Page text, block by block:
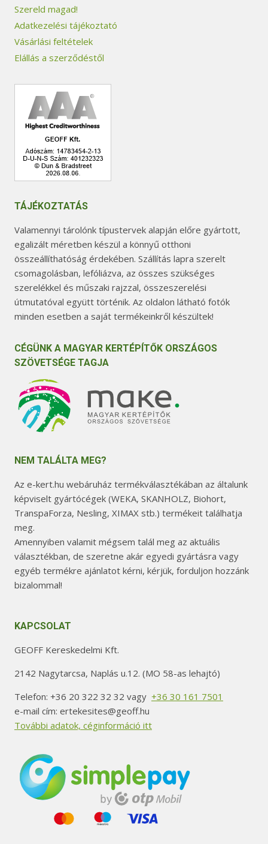
Szereld magad!
Adatkezelési tájékoztató
Vásárlási feltételek
Elállás a szerződéstől
TÁJÉKOZTATÁS
Valamennyi tárolónk típustervek alapján előre gyártott,
egalizált méretben készül a könnyű otthoni
összeállíthatóság érdekében. Szállítás lapra szerelt
csomagolásban, lefóliázva, az összes szükséges
szerelékkel és műszaki rajzzal, összeszerelési
útmutatóval együtt történik. Az oldalon látható fotók
minden esetben a saját termékeinkről készültek!
CÉGÜNK A MAGYAR KERTÉPÍTŐK ORSZÁGOS
SZÖVETSÉGE TAGJA
NEM TALÁLTA MEG?
Az e-kert.hu webáruház termékválasztékában az általunk
képviselt gyártócégek (WEKA, SKANHOLZ, Biohort,
TranspaForza, Nesling, XIMAX stb.) termékeit találhatja
meg.
Amennyiben valamit mégsem talál meg az aktuális
választékban, de szeretne akár egyedi gyártásra vagy
egyéb termékre ajánlatot kérni, kérjük, forduljon hozzánk
bizalommal!
KAPCSOLAT
GEOFF Kereskedelmi Kft.
2142 Nagytarcsa, Naplás u.12. (MO 58-as lehajtó)
Telefon: +36 20 322 32 32 vagy +36 30 161 7501
e-mail cím: ertekesites@geoff.hu
További adatok, céginformáció itt